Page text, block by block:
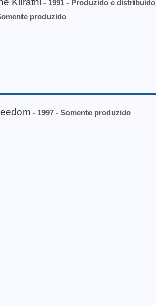
- 1991 - Produzido e distribuido
produzido
- 1997 - Somente produzido